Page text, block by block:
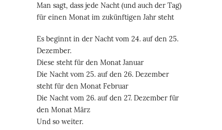
Man sagt, dass jede Nacht (und auch der Tag)
für einen Monat im zukünftigen Jahr steht
Es beginnt in der Nacht vom 24. auf den 25.
Dezember.
Diese steht für den Monat Januar
Die Nacht vom 25. auf den 26. Dezember
steht für den Monat Februar
Die Nacht vom 26. auf den 27. Dezember für
den Monat März
Und so weiter.